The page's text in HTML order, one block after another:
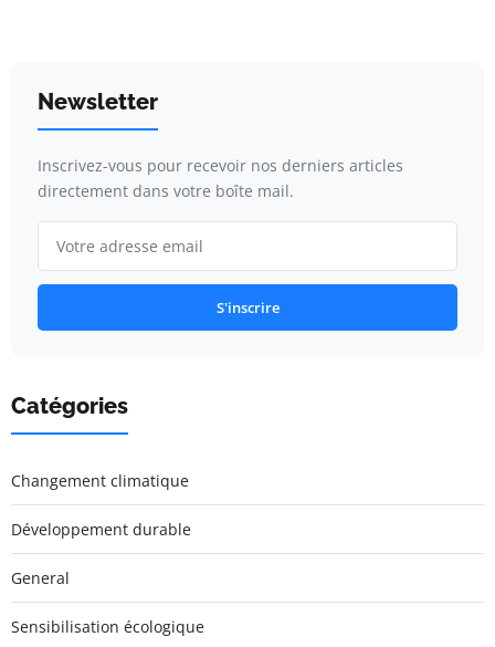
Newsletter
Inscrivez-vous pour recevoir nos derniers articles
directement dans votre boîte mail.
S'inscrire
Catégories
Changement climatique
Développement durable
General
Sensibilisation écologique